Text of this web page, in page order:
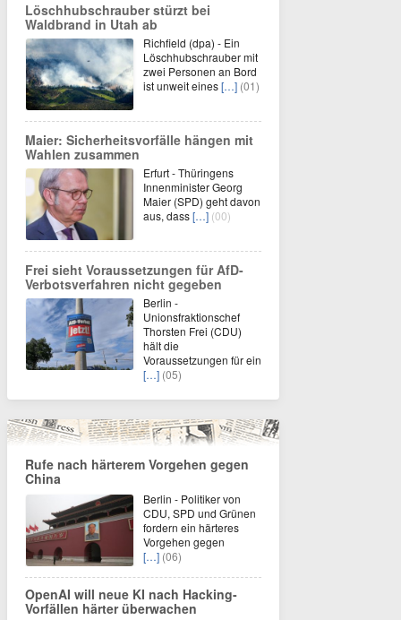
Löschhubschrauber stürzt bei
Waldbrand in Utah ab
Richfield (dpa) - Ein
Löschhubschrauber mit
zwei Personen an Bord
ist unweit eines[…] (01)
Maier: Sicherheitsvorfälle hängen mit
Wahlen zusammen
Erfurt - Thüringens
Innenminister Georg
Maier (SPD) geht davon
aus, dass[…] (00)
Frei sieht Voraussetzungen für AfD-
Verbotsverfahren nicht gegeben
Berlin -
Unionsfraktionschef
Thorsten Frei (CDU)
hält die
Voraussetzungen für ein
[…] (05)
Rufe nach härterem Vorgehen gegen
China
Berlin - Politiker von
CDU, SPD und Grünen
fordern ein härteres
Vorgehen gegen
[…] (06)
OpenAI will neue KI nach Hacking-
Vorfällen härter überwachen